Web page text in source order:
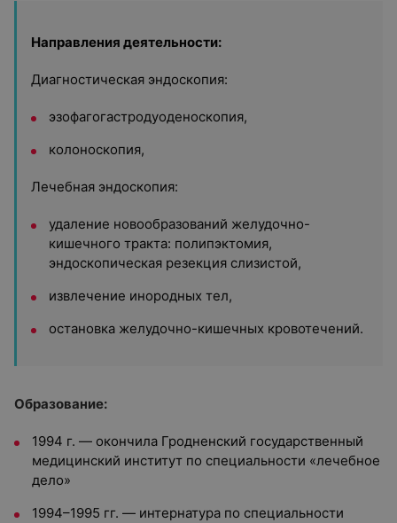
Направления деятельности:
Диагностическая эндоскопия:
эзофагогастродуоденоскопия,
колоноскопия,
Лечебная эндоскопия:
удаление новообразований желудочно-
кишечного тракта: полипэктомия,
эндоскопическая резекция слизистой,
извлечение инородных тел,
остановка желудочно-кишечных кровотечений.
Образование:
1994 г. — окончила Гродненский государственный
медицинский институт по специальности «лечебное
дело»
1994–1995 гг. — интернатура по специальности